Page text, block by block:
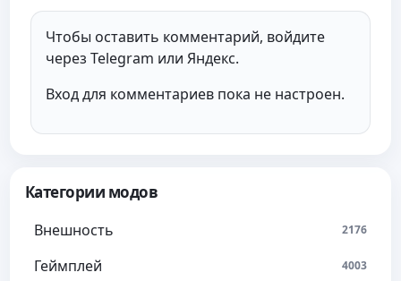
Категории модов
Внешность 2176
Геймплей 4003
Чтобы оставить комментарий, войдите
через Telegram или Яндекс.
Вход для комментариев пока не настроен.